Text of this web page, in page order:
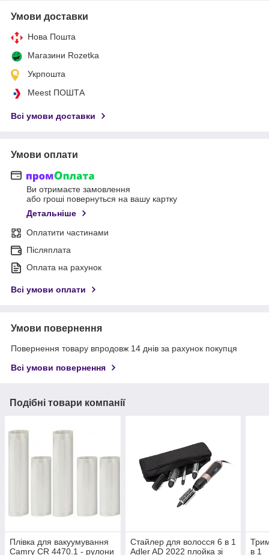
Умови доставки
Нова Пошта
Магазини Rozetka
Укрпошта
Meest ПОШТА
Всі умови доставки
Умови оплати
Ви отримаєте замовлення
або гроші повернуться на вашу картку
Детальніше
Оплатити частинами
Післяплата
Оплата на рахунок
Всі умови оплати
Умови повернення
Повернення товару впродовж 14 днів за рахунок покупця
Всі умови повернення
Подібні товари компанії
Плівка для вакуумування
Camry CR 4470.1 - рулони
Стайлер для волосся 6 в 1
Adler AD 2022 плойка зі
в 1